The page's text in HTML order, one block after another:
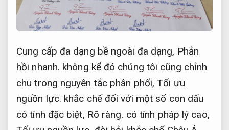
Cung cấp đa dạng bề ngoài đa dạng, Phản
hồi nhanh. không kể đó chúng tôi cũng chỉnh
chu trong nguyên tắc phân phối,Tối ưu
nguồn lực. khắc chế đối với một số con dấu
có tính đặc biệt, Rõ ràng. có tính pháp lý cao,